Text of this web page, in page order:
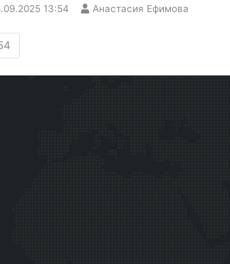
13:54 Анастасия Ефимова